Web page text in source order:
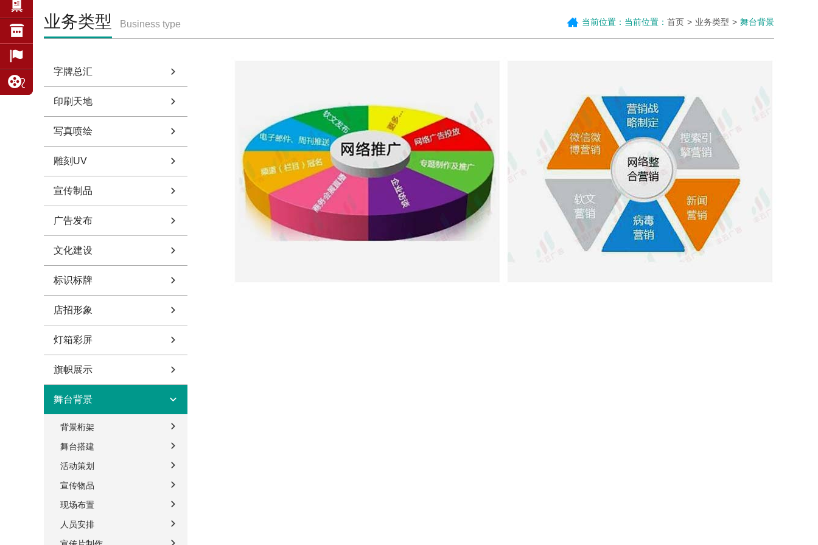
业务类型 Business type 当前位置：当前位置： 首页 业务类型 舞台背景
字牌总汇
印刷天地
写真喷绘
雕刻UV
宣传制品
广告发布
文化建设
标识标牌
店招形象
灯箱彩屏
旗帜展示
舞台背景
背景桁架
舞台搭建
活动策划
宣传物品
现场布置
人员安排